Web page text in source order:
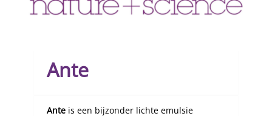
Ante
Ante is een bijzonder lichte emulsie